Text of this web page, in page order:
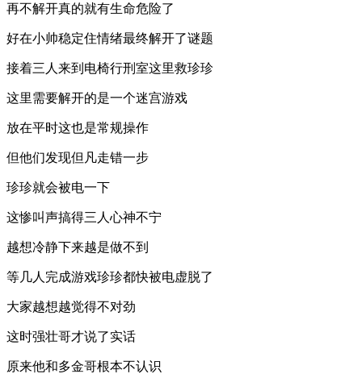
再不解开真的就有生命危险了
好在小帅稳定住情绪最终解开了谜题
接着三人来到电椅行刑室这里救珍珍
这里需要解开的是一个迷宫游戏
放在平时这也是常规操作
但他们发现但凡走错一步
珍珍就会被电一下
这惨叫声搞得三人心神不宁
越想冷静下来越是做不到
等几人完成游戏珍珍都快被电虚脱了
大家越想越觉得不对劲
这时强壮哥才说了实话
原来他和多金哥根本不认识